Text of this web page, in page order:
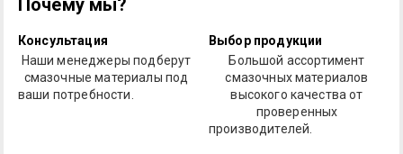
Почему мы?
Консультация
Наши менеджеры подберут
смазочные материалы под
ваши потребности.
Выбор продукции
Большой ассортимент
смазочных материалов
высокого качества от
проверенных
производителей.